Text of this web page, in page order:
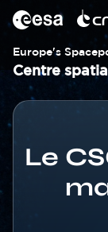
Panneau de gestion
au
principal
Europe's
Centre
Corps
Le